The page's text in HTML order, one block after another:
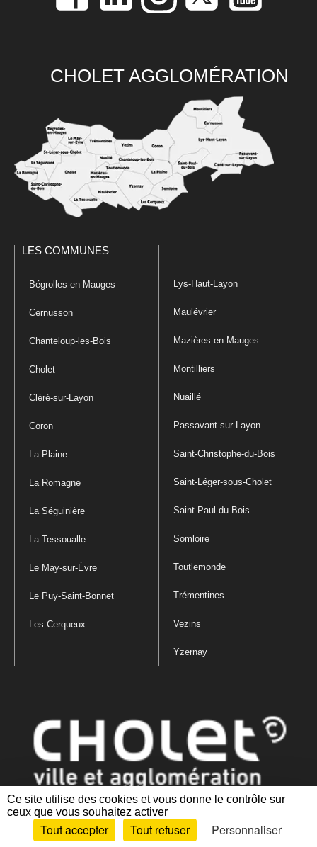
Ce site utilise des cookies et vous donne le contrôle sur
ceux que vous souhaitez activer
Tout accepter Tout refuser
Personnaliser
CHOLET AGGLOMÉRATION
LES COMMUNES
Bégrolles-en-Mauges
Cernusson
Chanteloup-les-Bois
Cholet
Cléré-sur-Layon
Coron
La Plaine
La Romagne
La Séguinière
La Tessoualle
Le May-sur-Èvre
Le Puy-Saint-Bonnet
Les Cerqueux
Lys-Haut-Layon
Maulévrier
Mazières-en-Mauges
Montilliers
Nuaillé
Passavant-sur-Layon
Saint-Christophe-du-Bois
Saint-Léger-sous-Cholet
Saint-Paul-du-Bois
Somloire
Toutlemonde
Trémentines
Vezins
Yzernay
Mentions légales|Politique de confidentialité
des cookies |Plan du site Accessibilité : partiellement conforme